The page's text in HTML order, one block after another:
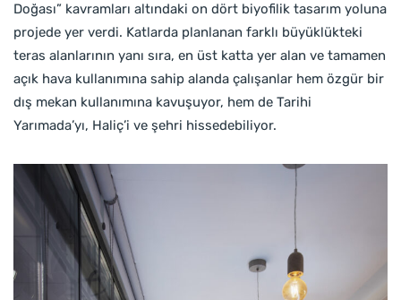
Doğası” kavramları altındaki on dört biyofilik tasarım yoluna
projede yer verdi. Katlarda planlanan farklı büyüklükteki
teras alanlarının yanı sıra, en üst katta yer alan ve tamamen
açık hava kullanımına sahip alanda çalışanlar hem özgür bir
dış mekan kullanımına kavuşuyor, hem de Tarihi
Yarımada’yı, Haliç’i ve şehri hissedebiliyor.